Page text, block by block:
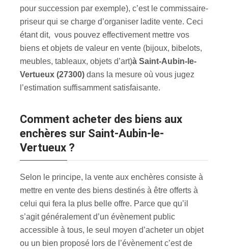
pour succession par exemple), c’est le commissaire-
priseur qui se charge d’organiser ladite vente. Ceci
étant dit, vous pouvez effectivement mettre vos
biens et objets de valeur en vente (bijoux, bibelots,
meubles, tableaux, objets d’art)à Saint-Aubin-le-
Vertueux (27300) dans la mesure où vous jugez
l’estimation suffisamment satisfaisante.
Comment acheter des biens aux
enchères sur Saint-Aubin-le-
Vertueux ?
Selon le principe, la vente aux enchères consiste à
mettre en vente des biens destinés à être offerts à
celui qui fera la plus belle offre. Parce que qu’il
s’agit généralement d’un évènement public
accessible à tous, le seul moyen d’acheter un objet
ou un bien proposé lors de l’évènement c’est de